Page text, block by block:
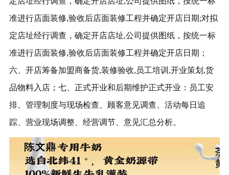
准进行店面装修,验收后店面装修工程并确定开店日期;对拟
定店址经行调查，确定开店店址,公司提供图纸，按统一标
准进行店面装修,验收后店面装修工程并确定开店日期；
六、开店筹备加盟商备货,装修验收,员工培训,开业策划,货
品物料入店；七、正式开业和后期维护正式开业：员工安
排、管理制度与现场检查、顾客意见调查、活动每日追
踪、营业现场调整、经营调节、意见汇总分析。